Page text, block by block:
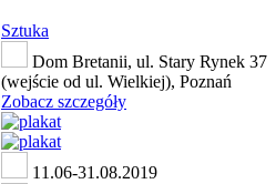
Sztuka
Dom Bretanii, ul. Stary Rynek 37
(wejście od ul. Wielkiej), Poznań
Zobacz szczegóły
11.06-31.08.2019